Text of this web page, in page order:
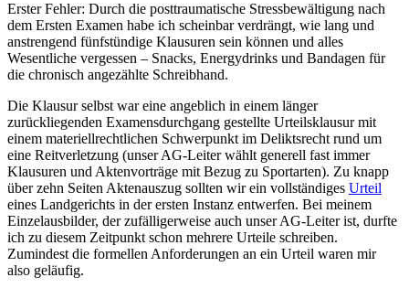
Erster Fehler: Durch die posttraumatische Stressbewältigung nach
dem Ersten Examen habe ich scheinbar verdrängt, wie lang und
anstrengend fünfstündige Klausuren sein können und alles
Wesentliche vergessen – Snacks, Energydrinks und Bandagen für
die chronisch angezählte Schreibhand.
Die Klausur selbst war eine angeblich in einem länger
zurückliegenden Examensdurchgang gestellte Urteilsklausur mit
einem materiellrechtlichen Schwerpunkt im Deliktsrecht rund um
eine Reitverletzung (unser AG-Leiter wählt generell fast immer
Klausuren und Aktenvorträge mit Bezug zu Sportarten). Zu knapp
über zehn Seiten Aktenauszug sollten wir ein vollständiges Urteil
eines Landgerichts in der ersten Instanz entwerfen. Bei meinem
Einzelausbilder, der zufälligerweise auch unser AG-Leiter ist, durfte
ich zu diesem Zeitpunkt schon mehrere Urteile schreiben.
Zumindest die formellen Anforderungen an ein Urteil waren mir
also geläufig.